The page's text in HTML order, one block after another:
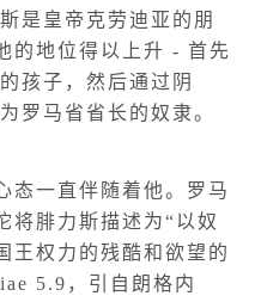
是皇帝克劳迪亚的朋
的地位得以上升 - 首先
孩子，然后通过阴
罗马省省长的奴隶。
态一直伴随着他。罗马
将腓力斯描述为“以奴
王权力的残酷和欲望的
5.9 ，引自朗格内